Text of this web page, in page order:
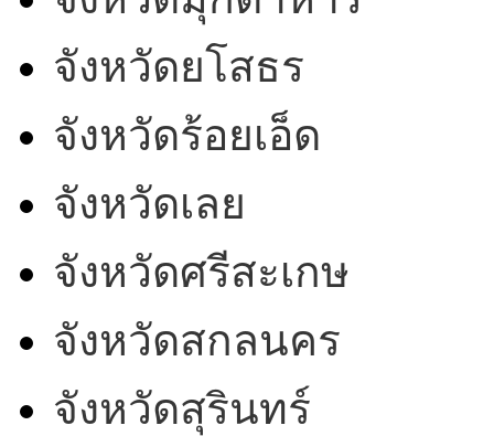
จังหวัดยโสธร
จังหวัดร้อยเอ็ด
จังหวัดเลย
จังหวัดศรีสะเกษ
จังหวัดสกลนคร
จังหวัดสุรินทร์